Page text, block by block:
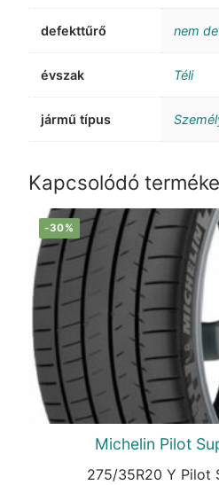
defekttűrő nem
évszak Téli
jármű típus
Kapcsolódó
-30%
Michelin Pilot
275/35R20 Y Pilot